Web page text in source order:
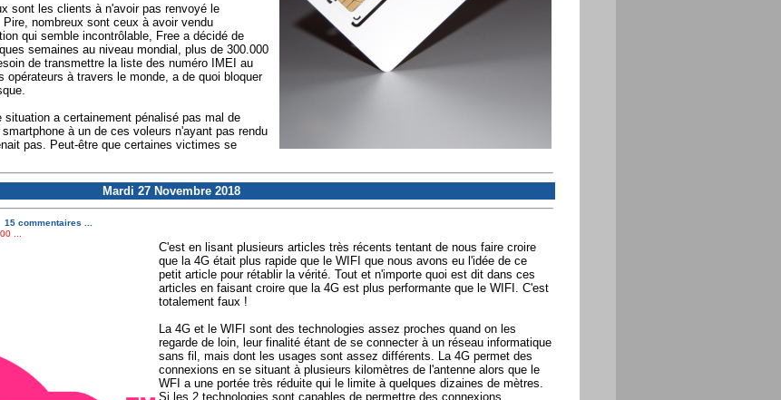
sont les clients à n'avoir pas renvoyé le
nombreux sont ceux à avoir vendu
qui semble incontrôlable, Free a décidé de
semaines au niveau mondial, plus de 300.000
de transmettre la liste des numéro IMEI au
à travers le monde, a de quoi bloquer
a certainement pénalisé pas mal de
à un de ces voleurs n'ayant pas rendu
pas. Peut-être que certaines victimes se
Mardi 27 Novembre 2018
15 commentaires ...
...
C'est en lisant plusieurs articles très récents tentant de nous faire croire
que la 4G était plus rapide que le WIFI que nous avons eu l'idée de ce
petit article pour rétablir la vérité. Tout et n'importe quoi est dit dans ces
articles en faisant croire que la 4G est plus performante que le WIFI. C'est
totalement faux !
La 4G et le WIFI sont des technologies assez proches quand on les
regarde de loin, leur finalité étant de se connecter à un réseau informatique
sans fil, mais dont les usages sont assez différents. La 4G permet des
connexions en se situant à plusieurs kilomètres de l'antenne alors que le
WFI a une portée très réduite qui le limite à quelques dizaines de mètres.
Si les 2 technologies sont capables de permettre des connexions